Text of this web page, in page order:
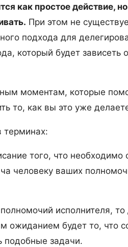
как простое действие,
При этом не
подхода для
который будет зависеть
моментам, которые
то, как вы это уже
терминах:
того, что необходимо
человеку ваших
исполнителя,
ожиданием будет то, что
подобные задачи.